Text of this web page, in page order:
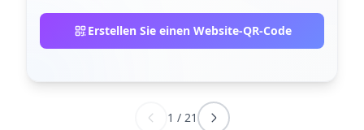
Erstellen Sie einen Website-QR-Code
1 / 21